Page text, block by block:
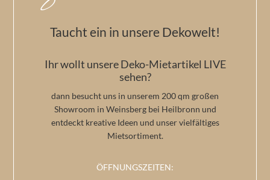
Taucht ein in unsere Dekowelt!
Ihr wollt unsere Deko-Mietartikel LIVE
sehen?
dann besucht uns in unserem 200 qm großen
Showroom in Weinsberg bei Heilbronn und
entdeckt kreative Ideen und unser vielfältiges
Mietsortiment.
ÖFFNUNGSZEITEN: